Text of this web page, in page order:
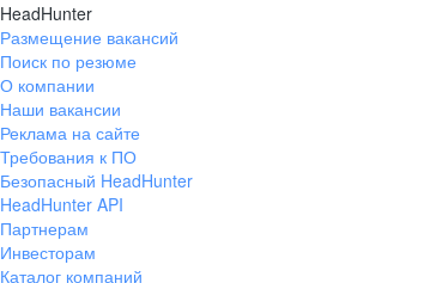
HeadHunter
Размещение вакансий
Поиск по резюме
О компании
Наши вакансии
Реклама на сайте
Требования к ПО
Безопасный HeadHunter
HeadHunter API
Партнерам
Инвесторам
Каталог компаний